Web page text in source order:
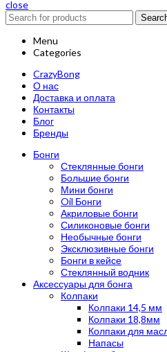
close
Menu
Categories
CrazyBong
О нас
Доставка и оплата
Контакты
Блог
Бренды
Бонги
Стеклянные бонги
Большие бонги
Мини бонги
Oil Бонги
Акриловые бонги
Силиконовые бонги
Необычные бонги
Эксклюзивные бонги
Бонги в кейсе
Стеклянный водник
Аксессуары для бонга
Колпаки
Колпаки 14,5 мм
Колпаки 18,8мм
Колпаки для
Напасы